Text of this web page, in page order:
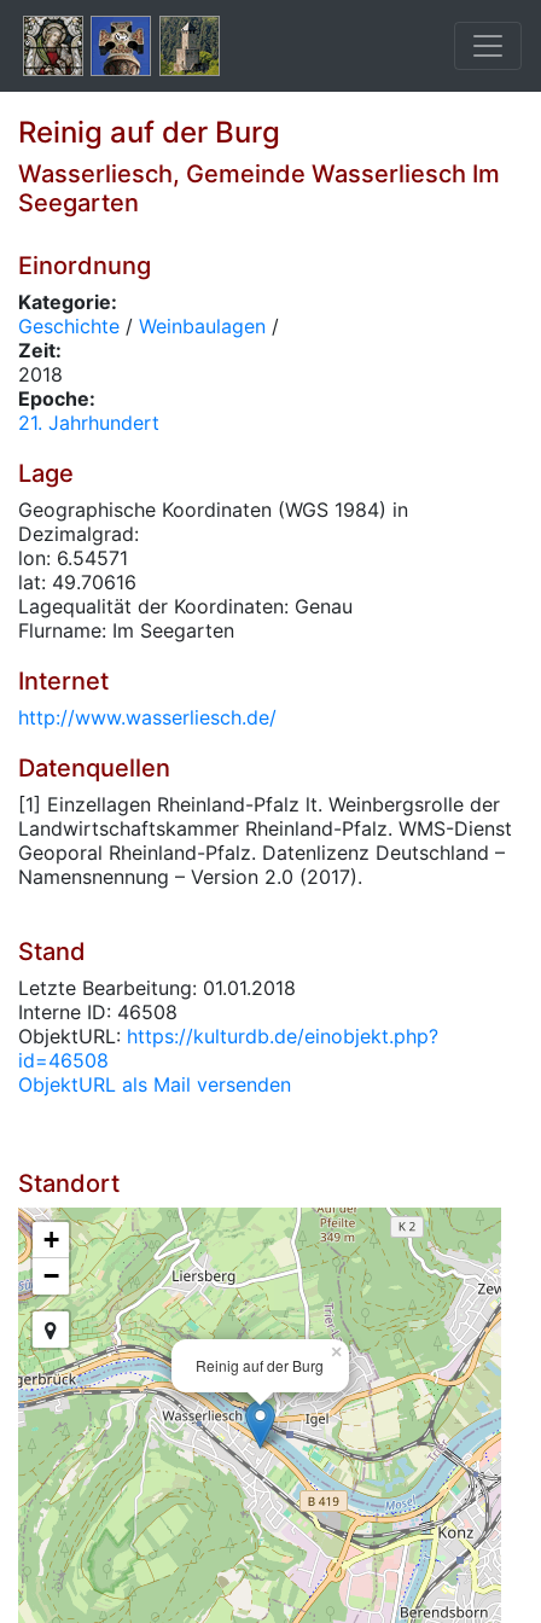
Reinig auf der Burg
Wasserliesch, Gemeinde Wasserliesch Im
Seegarten
Einordnung
Kategorie:
Geschichte / Weinbaulagen /
Zeit:
2018
Epoche:
21. Jahrhundert
Lage
Geographische Koordinaten (WGS 1984) in
Dezimalgrad:
lon: 6.54571
lat: 49.70616
Lagequalität der Koordinaten: Genau
Flurname: Im Seegarten
Internet
http://www.wasserliesch.de/
Datenquellen
[1] Einzellagen Rheinland-Pfalz lt. Weinbergsrolle der
Landwirtschaftskammer Rheinland-Pfalz. WMS-Dienst
Geoporal Rheinland-Pfalz. Datenlizenz Deutschland –
Namensnennung – Version 2.0 (2017).
Stand
Letzte Bearbeitung: 01.01.2018
Interne ID: 46508
ObjektURL: https://kulturdb.de/einobjekt.php?
id=46508
ObjektURL als Mail versenden
Standort
Reinig auf der Burg
×
+
−